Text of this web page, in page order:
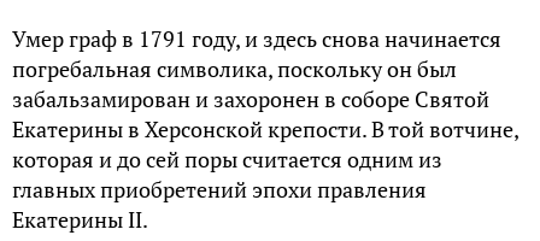
Умер граф в 1791 году, и здесь снова начинается
погребальная символика, поскольку он был
забальзамирован и захоронен в соборе Святой
Екатерины в Херсонской крепости. В той вотчине,
которая и до сей поры считается одним из
главных приобретений эпохи правления
Екатерины II.